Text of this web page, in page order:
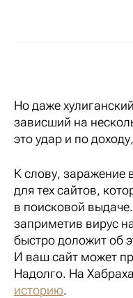
Но даже
зависший на
это удар и по
К слову, заражение
для тех сайтов,
в поисковой
заприметив вирус
быстро доложит об
И ваш сайт может
Надолго. На
историю.